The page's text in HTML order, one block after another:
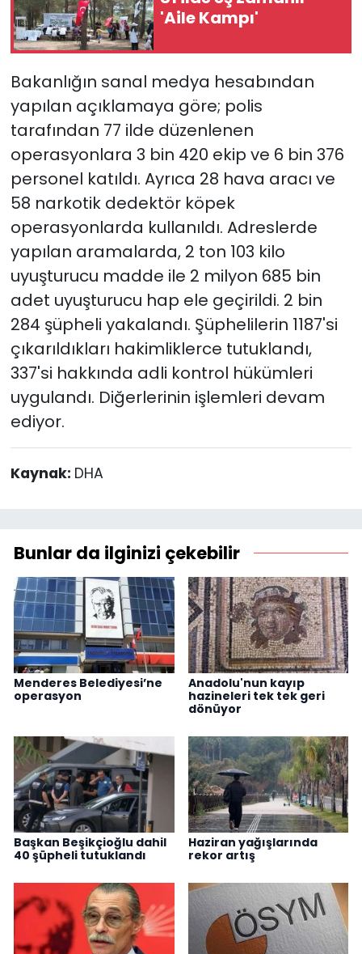
'Aile Kampı'
Bakanlığın sanal medya hesabından
yapılan açıklamaya göre; polis
tarafından 77 ilde düzenlenen
operasyonlara 3 bin 420 ekip ve 6 bin 376
personel katıldı. Ayrıca 28 hava aracı ve
58 narkotik dedektör köpek
operasyonlarda kullanıldı. Adreslerde
yapılan aramalarda, 2 ton 103 kilo
uyuşturucu madde ile 2 milyon 685 bin
adet uyuşturucu hap ele geçirildi. 2 bin
284 şüpheli yakalandı. Şüphelilerin 1187'si
çıkarıldıkları hakimliklerce tutuklandı,
337'si hakkında adli kontrol hükümleri
uygulandı. Diğerlerinin işlemleri devam
ediyor.
Kaynak: DHA
Bunlar da ilginizi çekebilir
Menderes Belediyesi’ne
operasyon
Anadolu'nun kayıp
hazineleri tek tek geri
dönüyor
Başkan Beşikçioğlu dahil
40 şüpheli tutuklandı
Haziran yağışlarında
rekor artış